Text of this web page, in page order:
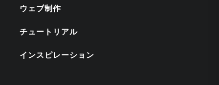
ウェブ制作
チュートリアル
インスピレーション